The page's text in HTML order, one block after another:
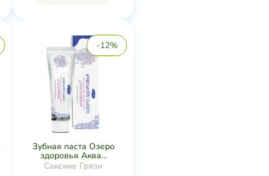
-12%
Зубная паста Озеро
здоровья Аква...
Сакские Грязи